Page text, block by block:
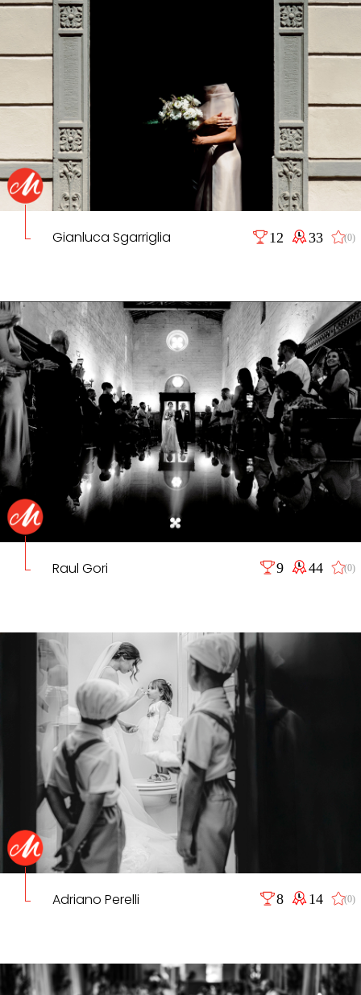
Gianluca Sgarriglia 12 33 (0)
Raul Gori 9 44 (0)
Adriano Perelli 8 14 (0)